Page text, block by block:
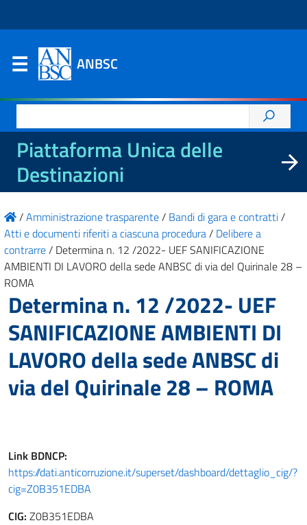
ANBSC
per:
Piattaforma Unica delle
Destinazioni
/Amministrazione trasparente/ Bandi di gara e contratti/
Atti e documenti riferiti a ciascuna procedura/ Delibere a
contrarre/ Determina n. 12 /2022- UEF SANIFICAZIONE
AMBIENTI DI LAVORO della sede ANBSC di via del Quirinale 28 –
ROMA
Determina n. 12 /2022- UEF
SANIFICAZIONE AMBIENTI DI
LAVORO della sede ANBSC di
via del Quirinale 28 – ROMA
Link BDNCP:
https://dati.anticorruzione.it/superset/dashboard/dettaglio_cig/?
cig=Z0B351EDBA
CIG: Z0B351EDBA